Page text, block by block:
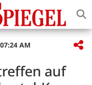
AM
auf